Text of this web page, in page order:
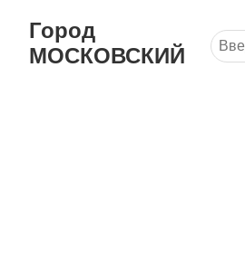
Город
МОСКОВСКИЙ